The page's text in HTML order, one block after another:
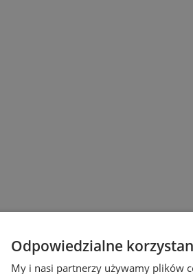
Odpowiedzialne
My i nasi partnerzy używamy plików